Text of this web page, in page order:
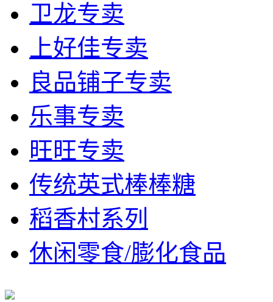
卫龙专卖
上好佳专卖
良品铺子专卖
乐事专卖
旺旺专卖
传统英式棒棒糖
稻香村系列
休闲零食/膨化食品